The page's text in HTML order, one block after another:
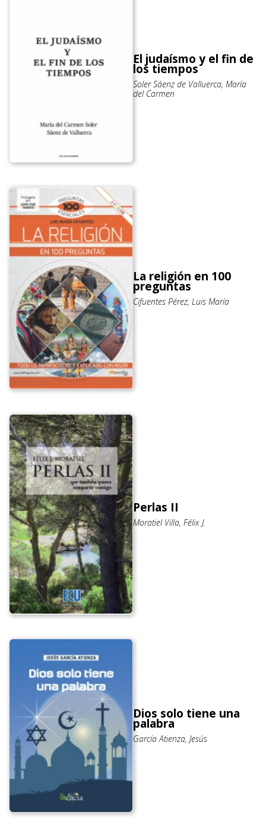
El judaísmo y el fin de
los tiempos
Soler Sáenz de Valluerca, María
del Carmen
La religión en 100
preguntas
Cifuentes Pérez, Luis María
Perlas II
Moratiel Villa, Félix J.
Dios solo tiene una
palabra
García Atienza, Jesús